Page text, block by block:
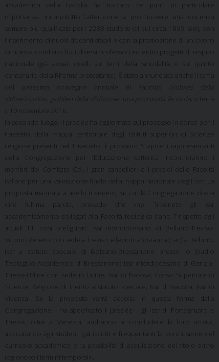
accademica della Facoltà ha toccato tre punti di particolare
importanza. Innanzitutto l’attenzione a promuovere una docenza
sempre più qualificata per i 2238 studenti (di cui circa 1800 laici), con
l’inserimento di nuovi docenti stabili e con la promozione di un lavoro
di ricerca condiviso fra i diversi professori ed entro progetti di respiro
nazionale (già avviati quelli sui temi della sinodalità e sul quinto
centenario della Riforma protestante).
È stato annunciato anche il tema
del prossimo convegno annuale di Facoltà:
Giubileo della
«Misericordia», giubileo della «Riforma»: una prossimità feconda
; si terrà
il 10 novembre 2016.
In secondo luogo, il preside ha aggiornato sul processo in corso per il
riassetto della mappa territoriale degli Istituti superiori di Scienze
religiose presenti nel Triveneto: il prossimo 5 aprile i rappresentanti
della Congregazione per l’Educazione cattolica incontreranno i
membri del Comitato Cei, i gran cancellieri e i presidi delle Facoltà
italiane per una valutazione finale della mappa nazionale degli Issr. La
proposta maturata a livello triveneto, su cui la Congregazione dovrà
dire l’ultima parola, prevede che «
nel Triveneto gli Issr
accademicamente collegati alla Facoltà teologica siano 7 rispetto agli
attuali 11, così prefigurati: Issr Interdiocesano di Belluno-Treviso-
Vittorio Veneto con sede a Treviso e lezioni a distanza (Fad) a Belluno;
Issr a statuto speciale di Bolzano-Bressanone presso lo Studio
Teologico Accademico di Bressanone; Issr interdiocesano di Gorizia-
Trieste-Udine con sede in Udine; Issr di Padova; Corso Superiore di
Scienze Religiose di Trento a statuto speciale; Issr di Verona; Issr di
Vicenza. Se la proposta verrà accolta in questa forma dalla
Congregazione – ha specificato il preside – gli Issr di Portogruaro e
Trieste, oltre a Venezia, andranno a concludere la loro attività,
assicurando agli studenti già iscritti e frequentanti la conclusione del
curricolo accademico e la possibilità di acquisizione del titolo entro
ragionevoli termini temporali».